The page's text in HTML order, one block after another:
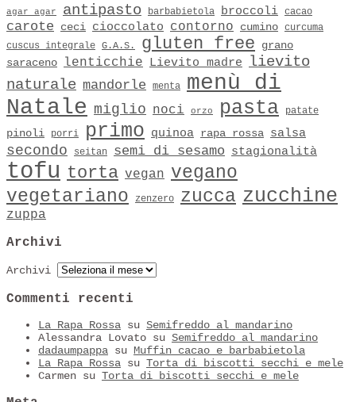
agar agar antipasto barbabietola broccoli cacao
carote ceci cioccolato contorno cumino curcuma
cuscus integrale G.A.S. gluten free
grano
saraceno
lenticchie Lievito madre
lievito
naturale mandorle menta
menù di
Natale miglio noci orzo pasta patate
pinoli porri primo quinoa rapa rossa salsa
secondo seitan semi di sesamo stagionalità
tofu torta vegan vegano
vegetariano
zenzero zucca zucchine
zuppa
Archivi
Archivi
Commenti recenti
La Rapa Rossa su Semifreddo al mandarino
Alessandra Lovato su Semifreddo al mandarino
dadaumpappa su Muffin cacao e barbabietola
La Rapa Rossa su Torta di biscotti secchi e mele
Carmen su Torta di biscotti secchi e mele